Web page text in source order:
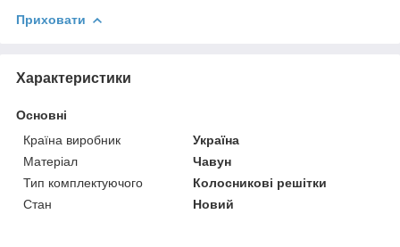
Приховати
Характеристики
Основні
Країна виробник
Україна
Матеріал
Чавун
Тип комплектуючого
Колосникові решітки
Стан
Новий